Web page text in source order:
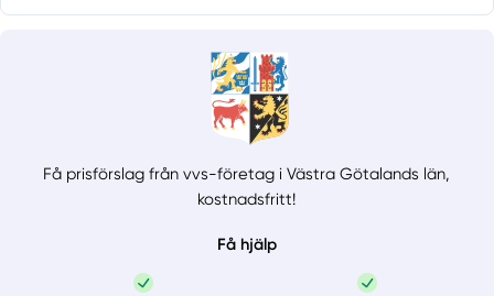
Få prisförslag från vvs-företag i Västra Götalands län,
kostnadsfritt!
Få hjälp